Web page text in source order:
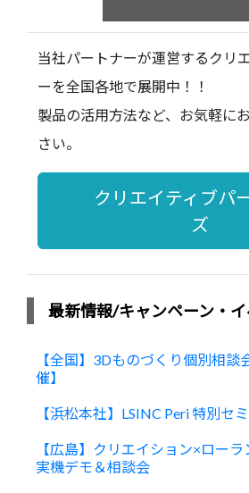
当社パートナーが運営するクリ
ーを全国各地で展開中！！
製品の活用方法など、お気軽に
さい。
クリエイティブパ
ズ
最新情報/キャンペーン・イ
【全国】3Dものづくり個別相談
催】
【浜松本社】LSINC Peri 特別セ
【広島】クリエイション×ローラ
実機デモ＆相談会